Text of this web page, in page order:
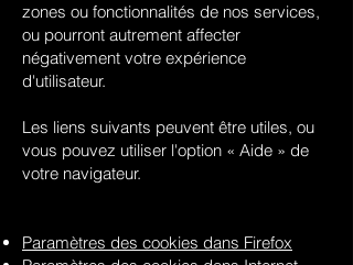
zones ou fonctionnalités de nos services,
ou pourront autrement affecter
négativement votre expérience
d'utilisateur.
Les liens suivants peuvent être utiles, ou
vous pouvez utiliser l'option « Aide » de
votre navigateur.
Paramètres des cookies dans Firefox